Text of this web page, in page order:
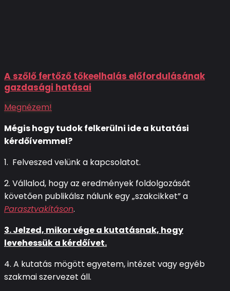
A szőlő fertőző tőkeelhalás előfordulásának
gazdasági hatásai
Megnézem!
Mégis hogy tudok felkerülni ide a kutatási
kérdőívemmel?
1. Felveszed velünk a kapcsolatot.
2. Vállalod, hogy az eredmények foldolgozását
követően publikálsz nálunk egy „szakcikket” a
Parasztvakításon.
3. Jelzed, mikor vége a kutatásnak, hogy
levehessük a kérdőívet.
4. A kutatás mögött egyetem, intézet vagy egyéb
szakmai szervezet áll.